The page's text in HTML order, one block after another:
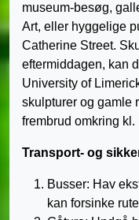
museum-besøg,
Art, eller hyggelige
Catherine Street.
eftermiddagen, kan
University of
skulpturer og gamle
frembrud omkring kl.
Transport- og
Busser: Hav
kan forsinke